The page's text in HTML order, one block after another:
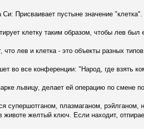
Присваивает пустыне значение "клетка".
клетку таким образом, чтобы лев был
что лев и клетка - это объекты разных
во все конференции: "Народ, где взять
львицу, делает ей операцию по смене
супершотганом, плазмаганом,
животе желтый ключ. Если находит,